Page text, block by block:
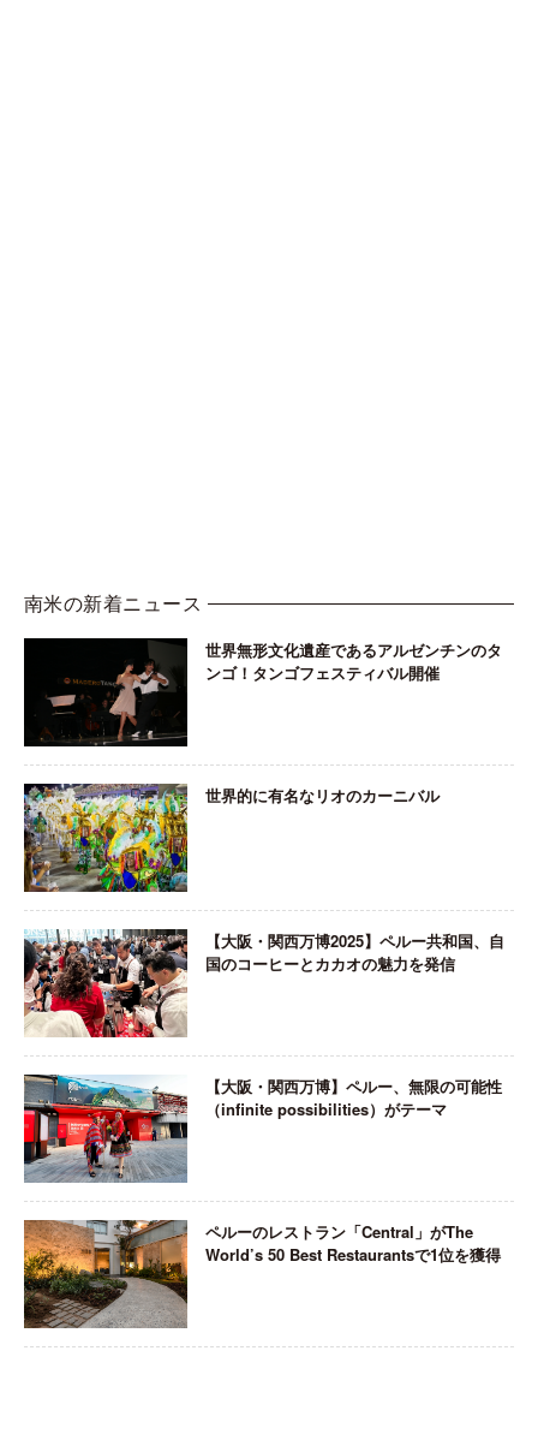
南米の新着ニュース
世界無形文化遺産であるアルゼンチンのタ
ンゴ！タンゴフェスティバル開催
世界的に有名なリオのカーニバル
【大阪・関西万博2025】ペルー共和国、自
国のコーヒーとカカオの魅力を発信
【大阪・関西万博】ペルー、無限の可能性
（infinite possibilities）がテーマ
ペルーのレストラン「Central」がThe
World’s 50 Best Restaurantsで1位を獲得